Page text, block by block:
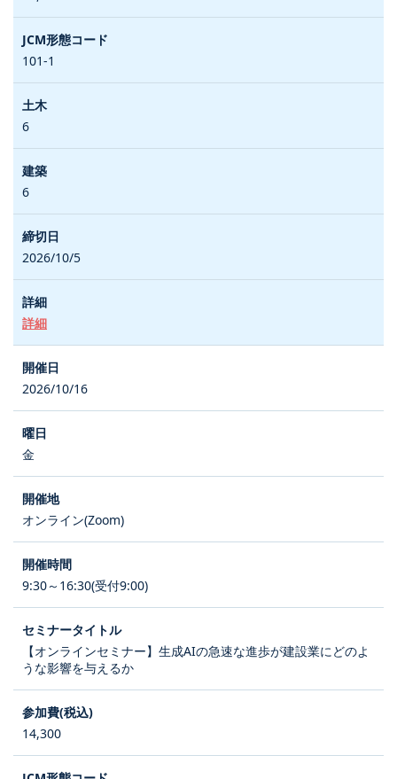
101-1
6
6
2026/10/5
詳細
2026/10/16
金
オンライン(Zoom)
9:30～16:30(受付9:00)
【オンラインセミナー】生成AIの急速な進歩が建設業にどのよ
うな影響を与えるか
14,300